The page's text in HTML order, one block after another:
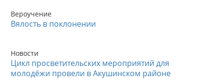
Вероучение
Вялость в поклонении
Новости
Цикл просветительских мероприятий для
молодёжи провели в Акушинском районе